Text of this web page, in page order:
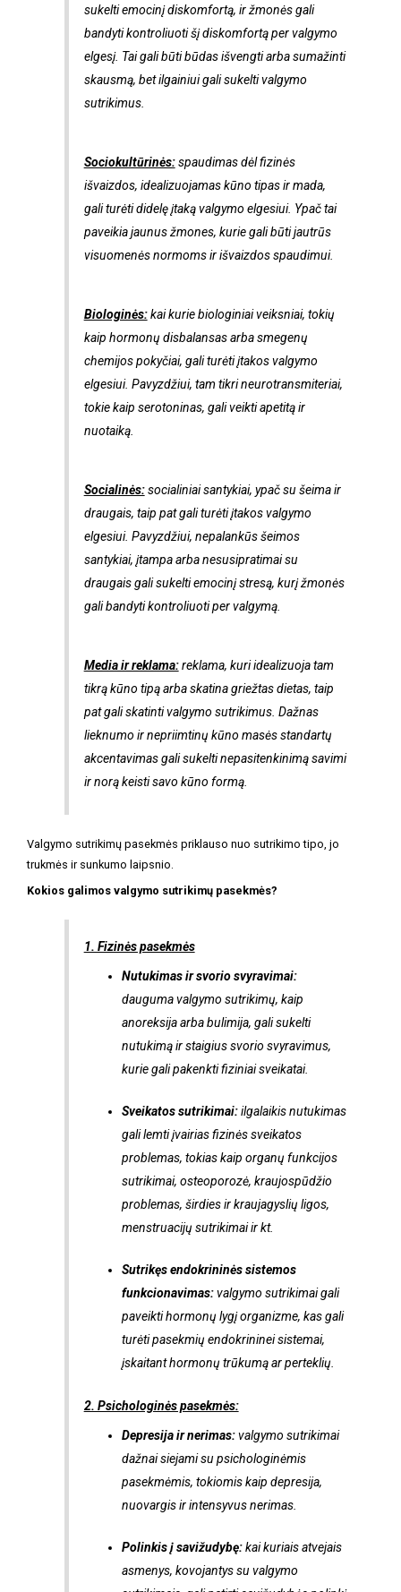
sukelti emocinį diskomfortą, ir žmonės gali
bandyti kontroliuoti šį diskomfortą per valgymo
elgesį. Tai gali būti būdas išvengti arba sumažinti
skausmą, bet ilgainiui gali sukelti valgymo
sutrikimus.
Sociokultūrinės:spaudimas dėl fizinės
išvaizdos, idealizuojamas kūno tipas ir mada,
gali turėti didelę įtaką valgymo elgesiui. Ypač tai
paveikia jaunus žmones, kurie gali būti jautrūs
visuomenės normoms ir išvaizdos spaudimui.
Biologinės:kai kurie biologiniai veiksniai, tokių
kaip hormonų disbalansas arba smegenų
chemijos pokyčiai, gali turėti įtakos valgymo
elgesiui. Pavyzdžiui, tam tikri neurotransmiteriai,
tokie kaip serotoninas, gali veikti apetitą ir
nuotaiką.
Socialinės:socialiniai santykiai, ypač su šeima ir
draugais, taip pat gali turėti įtakos valgymo
elgesiui. Pavyzdžiui, nepalankūs šeimos
santykiai, įtampa arba nesusipratimai su
draugais gali sukelti emocinį stresą, kurį žmonės
gali bandyti kontroliuoti per valgymą.
Media ir reklama:reklama, kuri idealizuoja tam
tikrą kūno tipą arba skatina griežtas dietas, taip
pat gali skatinti valgymo sutrikimus. Dažnas
lieknumo ir nepriimtinų kūno masės standartų
akcentavimas gali sukelti nepasitenkinimą savimi
ir norą keisti savo kūno formą.
Valgymo sutrikimų pasekmės priklauso nuo sutrikimo tipo, jo
trukmės ir sunkumo laipsnio.
Kokios galimos valgymo sutrikimų pasekmės?
1. Fizinės pasekmės
Nutukimas ir svorio svyravimai:
dauguma valgymo sutrikimų, kaip
anoreksija arba bulimija, gali sukelti
nutukimą ir staigius svorio svyravimus,
kurie gali pakenkti fiziniai sveikatai.
Sveikatos sutrikimai:ilgalaikis nutukimas
gali lemti įvairias fizinės sveikatos
problemas, tokias kaip organų funkcijos
sutrikimai, osteoporozė, kraujospūdžio
problemas, širdies ir kraujagyslių ligos,
menstruacijų sutrikimai ir kt.
Sutrikęs endokrininės sistemos
funkcionavimas:valgymo sutrikimai gali
paveikti hormonų lygį organizme, kas gali
turėti pasekmių endokrininei sistemai,
įskaitant hormonų trūkumą ar perteklių.
2. Psichologinės pasekmės:
Depresija ir nerimas:valgymo sutrikimai
dažnai siejami su psichologinėmis
pasekmėmis, tokiomis kaip depresija,
nuovargis ir intensyvus nerimas.
Polinkis į savižudybę:kai kuriais atvejais
asmenys, kovojantys su valgymo